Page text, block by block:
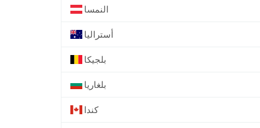
النمسا
أستراليا
بلجيكا
بلغاريا
كندا